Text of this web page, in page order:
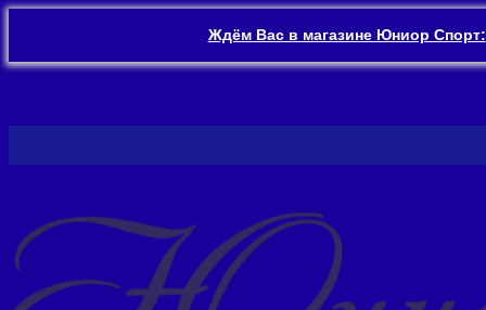
Ждём Вас в магазине Юниор Спорт: